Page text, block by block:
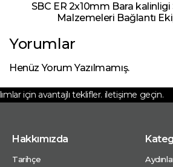
SBC ER 2x10mm Bara
Malzemeleri Bağlantı
Yorumlar
Henüz Yorum Yazılmamış.
için avantajlı teklifler. iletişime geçin.
Hakkımızda
Tarihçe